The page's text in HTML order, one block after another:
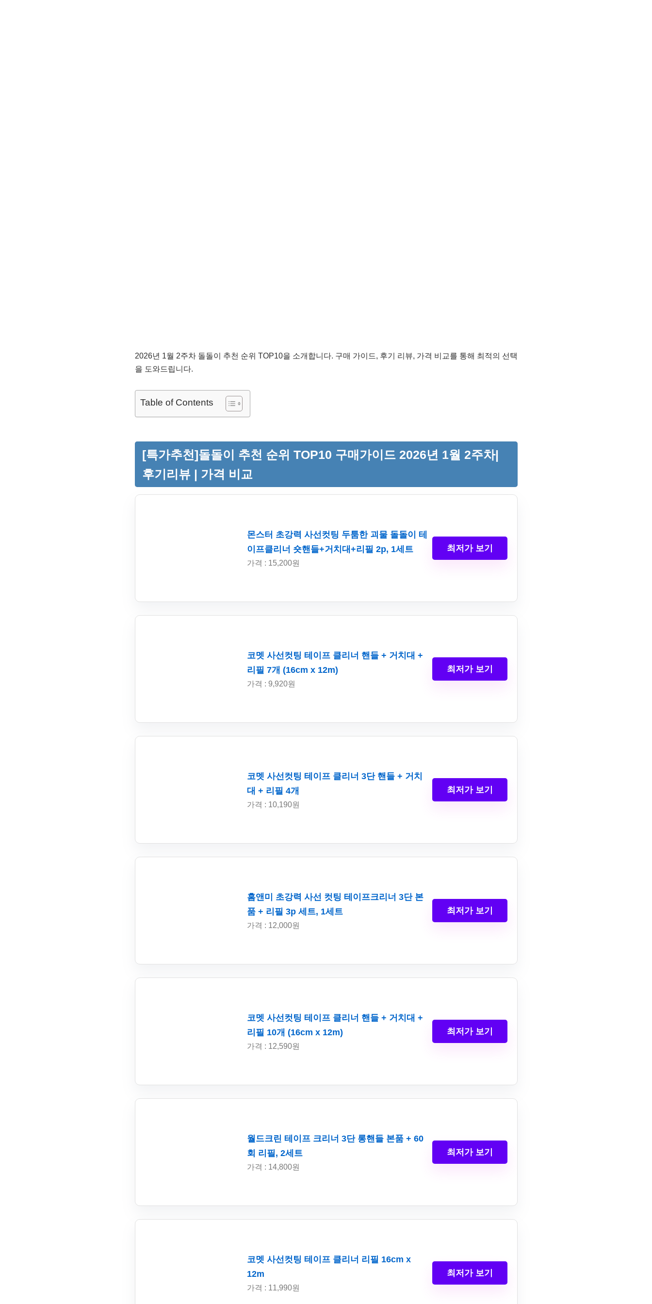
2026년 1월 2주차 돌돌이 추천 순위 TOP10을 소개합니다. 구매 가이드, 후기 리뷰, 가격 비교를 통해 최적의 선택
을 도와드립니다.
Table of Contents
[특가추천]돌돌이 추천 순위 TOP10 구매가이드 2026년 1월 2주차|
후기리뷰 | 가격 비교
몬스터 초강력 사선컷팅 두툼한 괴물 돌돌이 테
이프클리너 숏핸들+거치대+리필 2p, 1세트
가격 : 15,200원
최저가 보기
코멧 사선컷팅 테이프 클리너 핸들 + 거치대 +
리필 7개 (16cm x 12m)
가격 : 9,920원
최저가 보기
코멧 사선컷팅 테이프 클리너 3단 핸들 + 거치
대 + 리필 4개
가격 : 10,190원
최저가 보기
홈앤미 초강력 사선 컷팅 테이프크리너 3단 본
품 + 리필 3p 세트, 1세트
가격 : 12,000원
최저가 보기
코멧 사선컷팅 테이프 클리너 핸들 + 거치대 +
리필 10개 (16cm x 12m)
가격 : 12,590원
최저가 보기
월드크린 테이프 크리너 3단 롱핸들 본품 + 60
회 리필, 2세트
가격 : 14,800원
최저가 보기
코멧 사선컷팅 테이프 클리너 리필 16cm x
12m
가격 : 11,990원
최저가 보기